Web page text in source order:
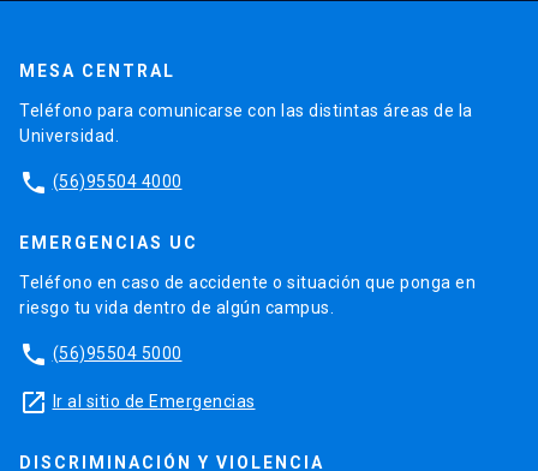
MESA CENTRAL
Teléfono para comunicarse con las distintas áreas de la
Universidad.
phone (56)95504 4000
EMERGENCIAS UC
Teléfono en caso de accidente o situación que ponga en
riesgo tu vida dentro de algún campus.
phone (56)95504 5000
launch Ir al sitio de Emergencias
DISCRIMINACIÓN Y VIOLENCIA